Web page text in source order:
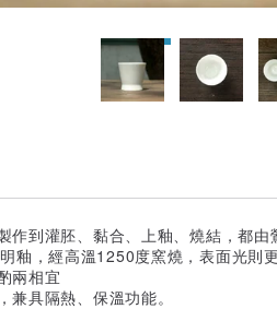
作到灌胚、黏合、上釉、燒結，都
釉，經高溫1250度窯燒，表面光則更
兩相宜
兼具隔熱、保溫功能。